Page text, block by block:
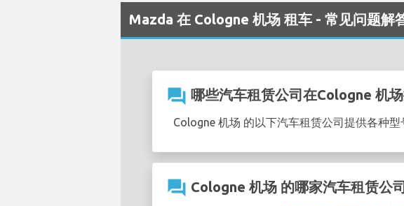
Mazda 在 Cologne 机场 租车 - 常见问题解
question_answer 哪些汽车租赁公司在Cologne 机
Cologne 机场 的以下汽车租赁公司提供各种型
question_answer Cologne 机场 的哪家汽车租赁公